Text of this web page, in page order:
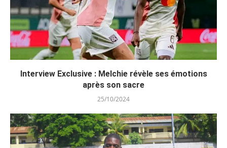
Interview Exclusive : Melchie révèle ses émotions
après son sacre
25/10/2024